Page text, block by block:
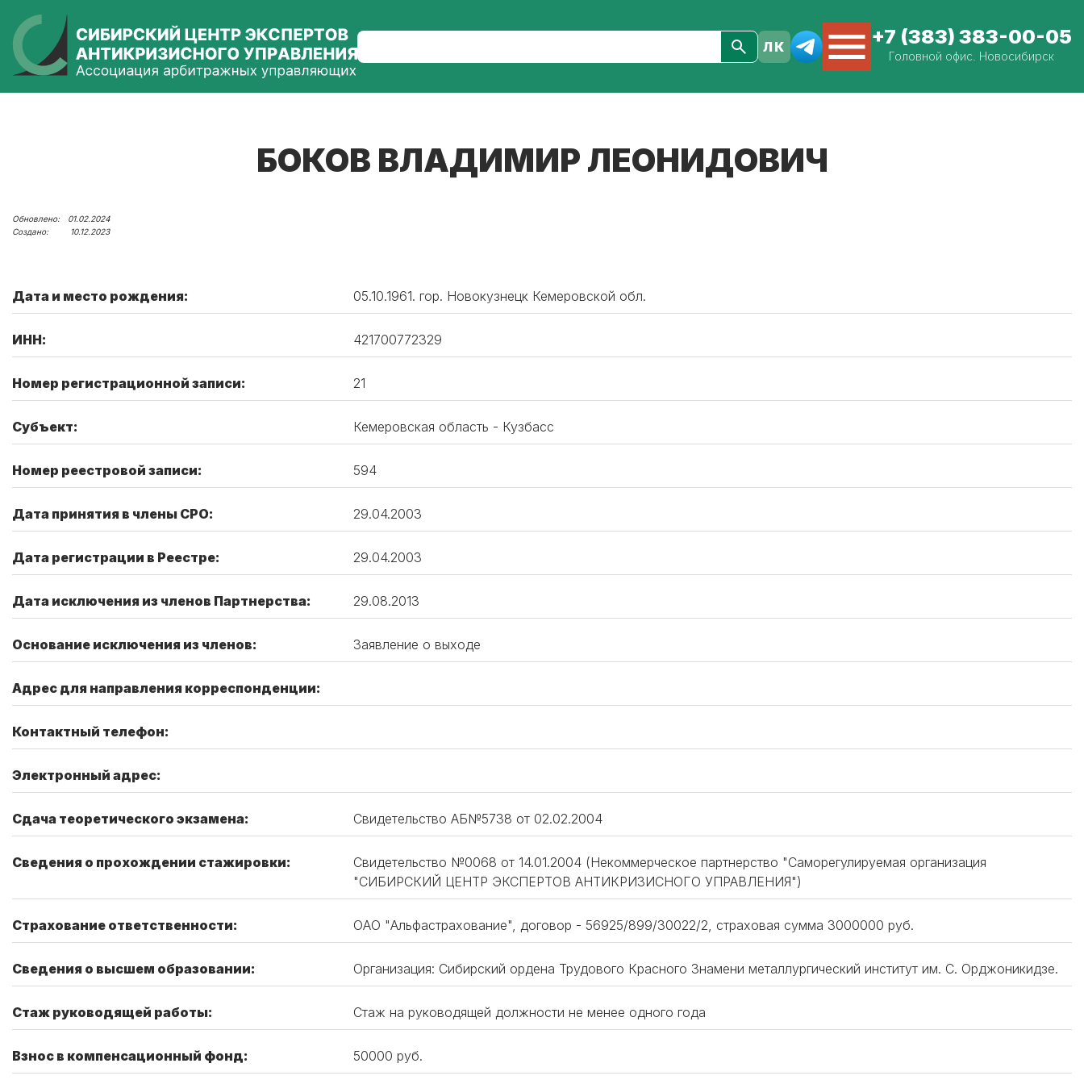
+7 (383) 383-00-05
Головной офис. Новосибирск
БОКОВ ВЛАДИМИР ЛЕОНИДОВИЧ
01.02.2024
10.12.2023
Дата и место рождения: 05.10.1961. гор. Новокузнецк Кемеровской обл.
ИНН: 421700772329
Номер регистрационной записи: 21
Субъект: Кемеровская область - Кузбасс
Номер реестровой записи: 594
Дата принятия в члены СРО: 29.04.2003
Дата регистрации в Реестре: 29.04.2003
Дата исключения из членов Партнерства: 29.08.2013
Основание исключения из членов: Заявление о выходе
Адрес для направления корреспонденции:
Контактный телефон:
Электронный адрес:
Сдача теоретического экзамена: Свидетельство АБ№5738 от 02.02.2004
Сведения о прохождении стажировки:
Свидетельство №0068 от 14.01.2004 (Некоммерческое партнерство "Саморегулируемая организация
"СИБИРСКИЙ ЦЕНТР ЭКСПЕРТОВ АНТИКРИЗИСНОГО УПРАВЛЕНИЯ")
Страхование ответственности: ОАО "Альфастрахование", договор - 56925/899/30022/2, страховая сумма 3000000 руб.
Сведения о высшем образовании: Организация: Сибирский ордена Трудового Красного Знамени металлургический институт им. С. Орджоникидзе.
Стаж руководящей работы: Стаж на руководящей должности не менее одного года
Взнос в компенсационный фонд: 50000 руб.